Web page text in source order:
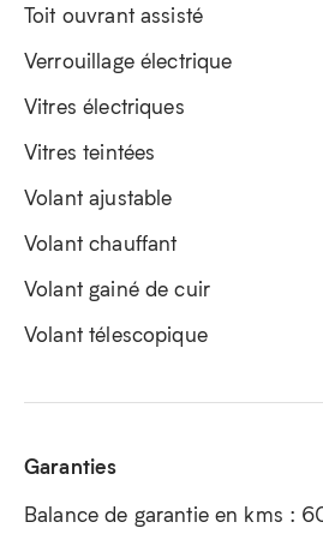
Toit ouvrant assisté
Verrouillage électrique
Vitres électriques
Vitres teintées
Volant ajustable
Volant chauffant
Volant gainé de cuir
Volant télescopique
Garanties
Balance de garantie en kms :